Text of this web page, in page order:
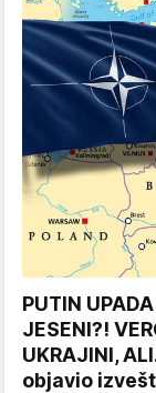
PUTIN
JESENI?!
UKRAJINI,
objavio